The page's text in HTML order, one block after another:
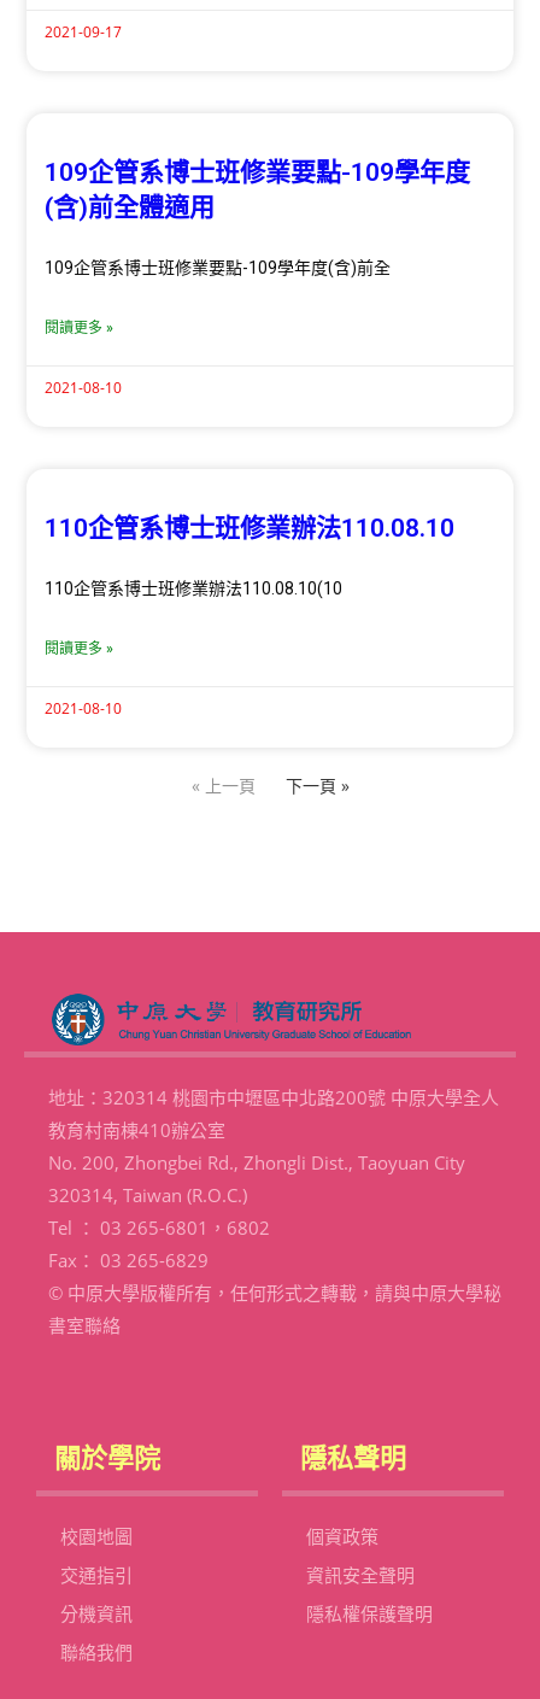
2021-09-17
109企管系博士班修業要點-109學年度
(含)前全體適用
109企管系博士班修業要點-109學年度(含)前全
閱讀更多 »
2021-08-10
110企管系博士班修業辦法110.08.10
110企管系博士班修業辦法110.08.10(10
閱讀更多 »
2021-08-10
« 上一頁 下一頁 »
地址：320314 桃園市中壢區中北路200號 中原大學全人
教育村南棟410辦公室
No. 200, Zhongbei Rd., Zhongli Dist., Taoyuan City
320314, Taiwan (R.O.C.)
Tel ： 03 265-6801，6802
Fax： 03 265-6829
© 中原大學版權所有，任何形式之轉載，請與中原大學秘
書室聯絡
關於學院
校園地圖
交通指引
分機資訊
聯絡我們
隱私聲明
個資政策
資訊安全聲明
隱私權保護聲明